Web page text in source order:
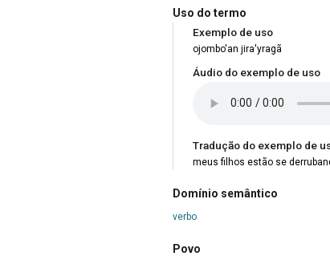
Uso do termo
Exemplo de uso
ojombo'an jira'yragã
Áudio do exemplo de uso
Tradução do exemplo de
meus filhos estão se
Domínio semântico
verbo
Povo